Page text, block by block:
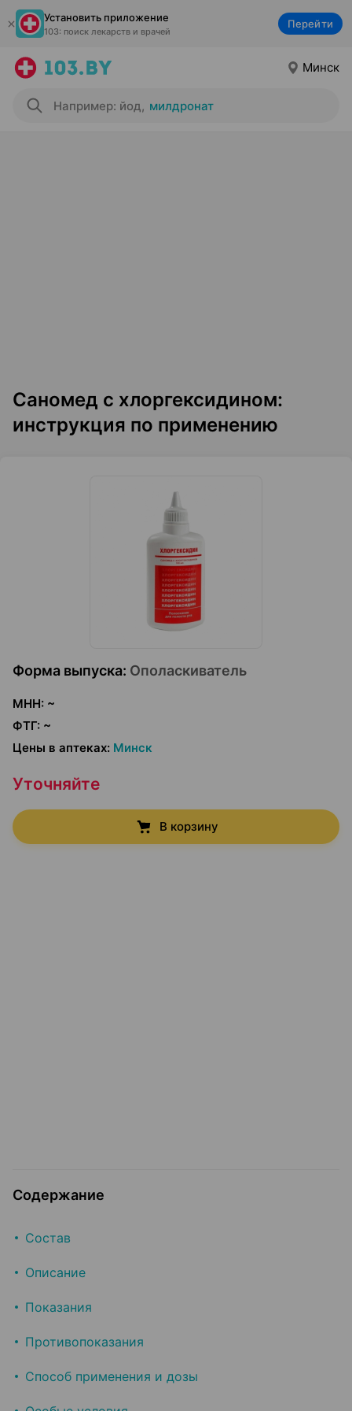
Установить приложение
103: поиск лекарств и врачей
Перейти
Минск
Например: йод, милдронат
Саномед с хлоргексидином:
инструкция по применению
Форма выпуска: Ополаскиватель
МНН: ~
ФТГ: ~
Цены в аптеках: Минск
Уточняйте
В корзину
Содержание
Состав
Описание
Показания
Противопоказания
Способ применения и дозы